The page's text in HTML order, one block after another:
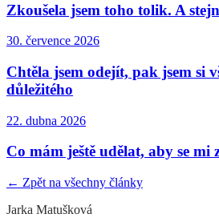
Zkoušela jsem toho tolik. A
30. července 2026
Chtěla jsem odejít, pak jsem si
důležitého
22. dubna 2026
Co mám ještě udělat, aby se mi
← Zpět na všechny články
Jarka Matušková